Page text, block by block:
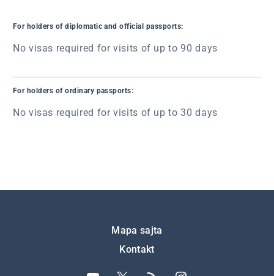
For holders of diplomatic and official passports:
No visas required for visits of up to 90 days
For holders of ordinary passports:
No visas required for visits of up to 30 days
Mapa sajta
Kontakt